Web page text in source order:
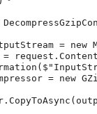
= new
= new